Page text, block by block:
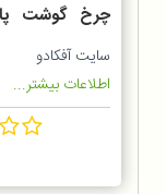
MG1560
سایت آفکادو
اطلاعات بیشتر...